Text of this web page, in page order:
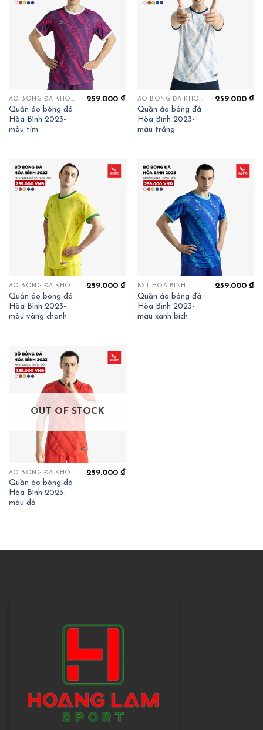
ÁO BÓNG ĐÁ KHÔNG LOGO
Quần áo bóng đá
Hòa Bình 2023-
màu tím
259.000₫ ÁO BÓNG ĐÁ KHÔNG LOGO
Quần áo bóng đá
Hòa Bình 2023-
màu trắng
259.000₫
ÁO BÓNG ĐÁ KHÔNG LOGO
Quần áo bóng đá
Hòa Bình 2023-
màu vàng chanh
259.000₫ BST HOÀ BÌNH
Quần áo bóng đá
Hòa Bình 2023-
màu xanh bích
259.000₫
OUT OF STOCK
ÁO BÓNG ĐÁ KHÔNG LOGO
Quần áo bóng đá
Hòa Bình 2023-
màu đỏ
259.000₫